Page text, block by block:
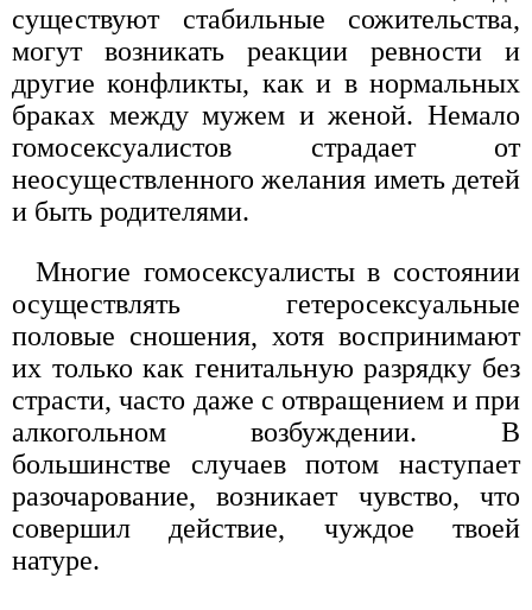
существуют стабильные сожительства,
могут возникать реакции ревности и
другие конфликты, как и в нормальных
браках между мужем и женой. Немало
гомосексуалистов страдает от
неосуществленного желания иметь детей
и быть родителями.
Многие гомосексуалисты в состоянии
осуществлять гетеросексуальные
половые сношения, хотя воспринимают
их только как генитальную разрядку без
страсти, часто даже с отвращением и при
алкогольном возбуждении. В
большинстве случаев потом наступает
разочарование, возникает чувство, что
совершил действие, чуждое твоей
натуре.